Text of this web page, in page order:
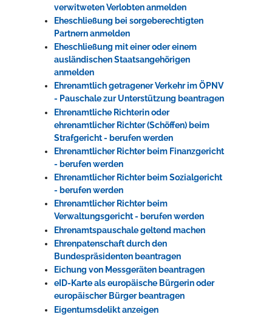
verwitweten Verlobten anmelden
Eheschließung bei sorgeberechtigten
Partnern anmelden
Eheschließung mit einer oder einem
ausländischen Staatsangehörigen
anmelden
Ehrenamtlich getragener Verkehr im ÖPNV
- Pauschale zur Unterstützung beantragen
Ehrenamtliche Richterin oder
ehrenamtlicher Richter (Schöffen) beim
Strafgericht - berufen werden
Ehrenamtlicher Richter beim Finanzgericht
- berufen werden
Ehrenamtlicher Richter beim Sozialgericht
- berufen werden
Ehrenamtlicher Richter beim
Verwaltungsgericht - berufen werden
Ehrenamtspauschale geltend machen
Ehrenpatenschaft durch den
Bundespräsidenten beantragen
Eichung von Messgeräten beantragen
eID-Karte als europäische Bürgerin oder
europäischer Bürger beantragen
Eigentumsdelikt anzeigen